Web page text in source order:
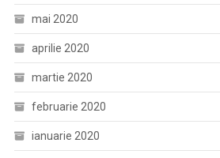
mai 2020
aprilie 2020
martie 2020
februarie 2020
ianuarie 2020